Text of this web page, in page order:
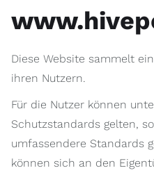
Diese Website sammelt
ihren Nutzern.
Für die Nutzer können
Schutzstandards gelten,
umfassendere Standards
können sich an den